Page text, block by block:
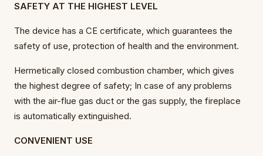
SAFETY AT THE HIGHEST LEVEL
The device has a CE certificate, which guarantees the
safety of use, protection of health and the environment.
Hermetically closed combustion chamber, which gives
the highest degree of safety; In case of any problems
with the air-flue gas duct or the gas supply, the fireplace
is automatically extinguished.
CONVENIENT USE